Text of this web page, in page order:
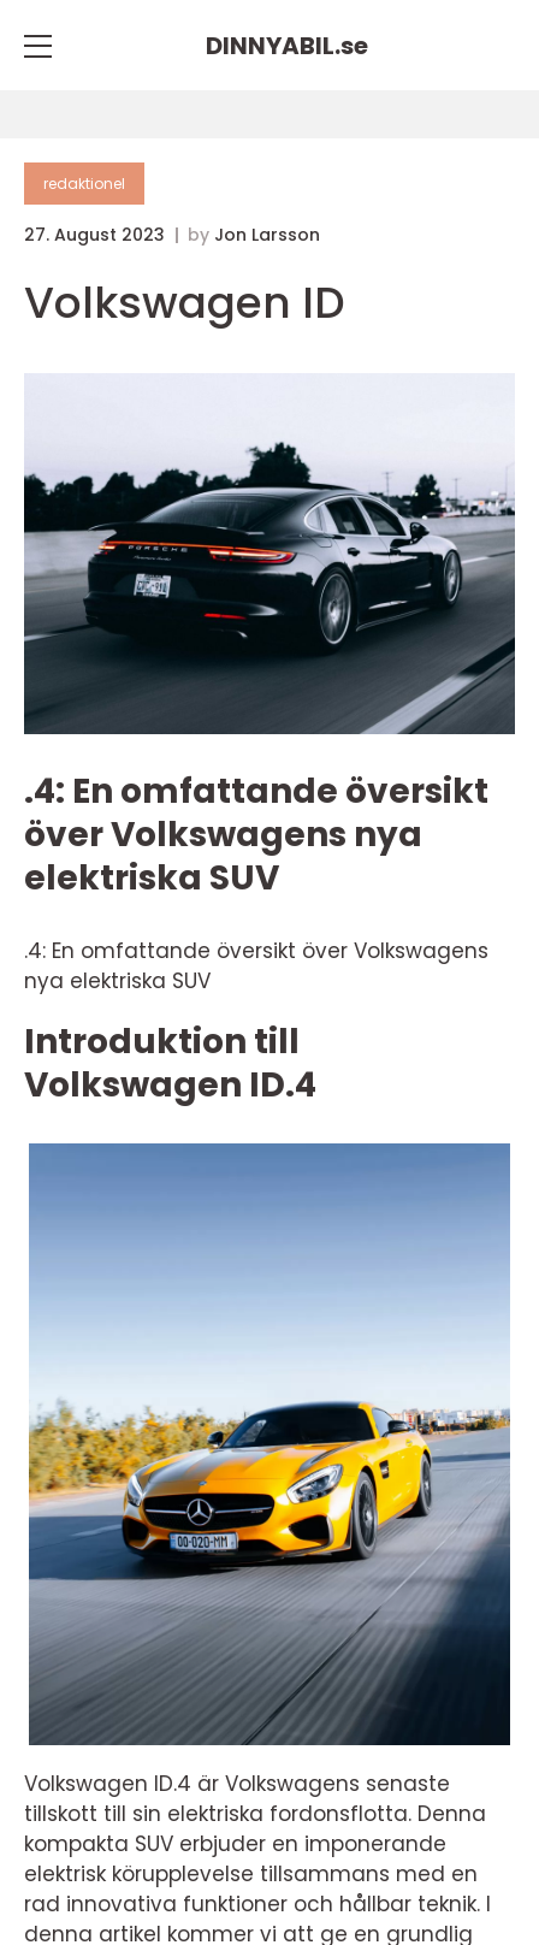
DINNYABIL.se
redaktionel
27. August 2023 by Jon Larsson
Volkswagen ID
.4: En omfattande översikt
över Volkswagens nya
elektriska SUV
.4: En omfattande översikt över Volkswagens
nya elektriska SUV
Introduktion till
Volkswagen ID.4
Volkswagen ID.4 är Volkswagens senaste
tillskott till sin elektriska fordonsflotta. Denna
kompakta SUV erbjuder en imponerande
elektrisk körupplevelse tillsammans med en
rad innovativa funktioner och hållbar teknik. I
denna artikel kommer vi att ge en grundlig